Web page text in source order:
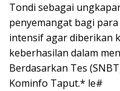
Tondi sebagai
penyemangat bagi
intensif agar diberikan
keberhasilan dalam
Berdasarkan Tes
Kominfo Taput.* le#